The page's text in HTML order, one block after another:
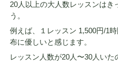
20人以上の大人数レッスンはき
う。
例えば、１レッスン 1,500円/1
布に優しいと感じます。
レッスン人数が20人〜30人い